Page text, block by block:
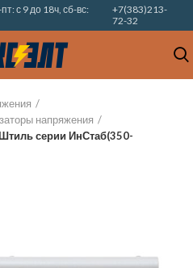
с 9 до 18ч, сб-вс:
+7(383)213-
72-32
напряжения
серии ИнСтаб(350-